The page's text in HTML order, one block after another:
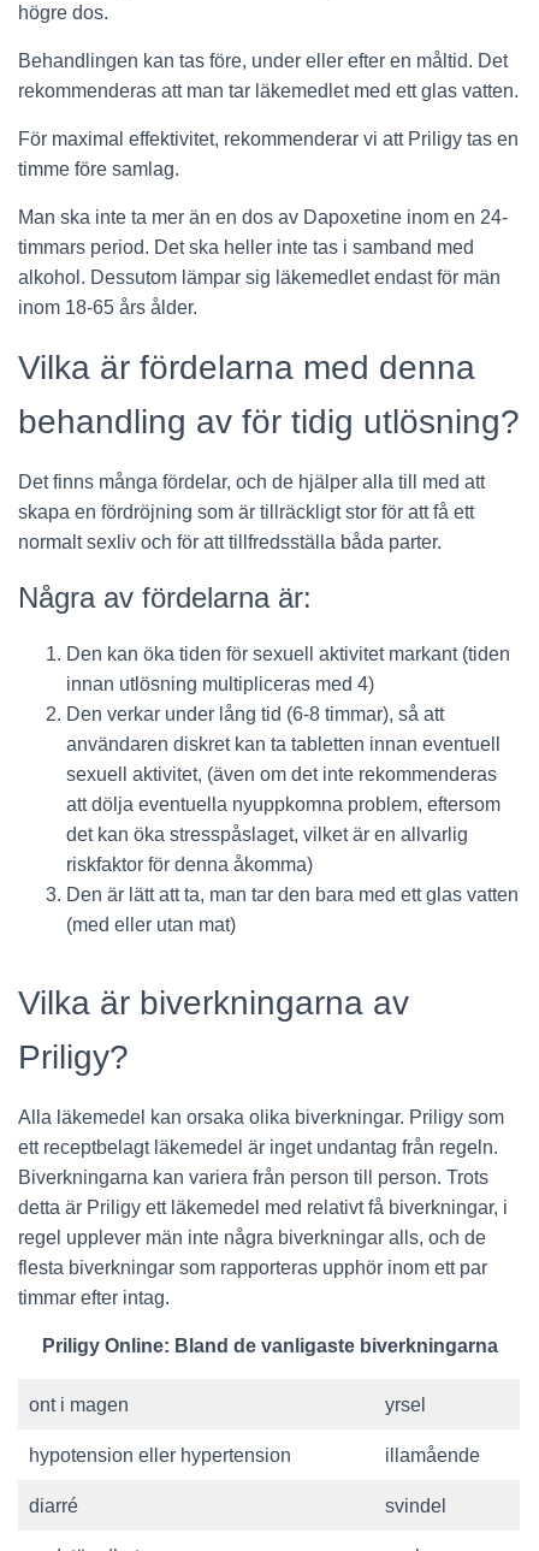
högre dos.
Behandlingen kan tas före, under eller efter en måltid. Det
rekommenderas att man tar läkemedlet med ett glas vatten.
För maximal effektivitet, rekommenderar vi att Priligy tas en
timme före samlag.
Man ska inte ta mer än en dos av Dapoxetine inom en 24-
timmars period. Det ska heller inte tas i samband med
alkohol. Dessutom lämpar sig läkemedlet endast för män
inom 18-65 års ålder.
Vilka är fördelarna med denna
behandling av för tidig utlösning?
Det finns många fördelar, och de hjälper alla till med att
skapa en fördröjning som är tillräckligt stor för att få ett
normalt sexliv och för att tillfredsställa båda parter.
Några av fördelarna är:
Den kan öka tiden för sexuell aktivitet markant (tiden
innan utlösning multipliceras med 4)
Den verkar under lång tid (6-8 timmar), så att
användaren diskret kan ta tabletten innan eventuell
sexuell aktivitet, (även om det inte rekommenderas
att dölja eventuella nyuppkomna problem, eftersom
det kan öka stresspåslaget, vilket är en allvarlig
riskfaktor för denna åkomma)
Den är lätt att ta, man tar den bara med ett glas vatten
(med eller utan mat)
Vilka är biverkningarna av
Priligy?
Alla läkemedel kan orsaka olika biverkningar. Priligy som
ett receptbelagt läkemedel är inget undantag från regeln.
Biverkningarna kan variera från person till person. Trots
detta är Priligy ett läkemedel med relativt få biverkningar, i
regel upplever män inte några biverkningar alls, och de
flesta biverkningar som rapporteras upphör inom ett par
timmar efter intag.
Priligy Online: Bland de vanligaste biverkningarna
ont i magen yrsel
hypotension eller hypertension illamående
diarré svindel